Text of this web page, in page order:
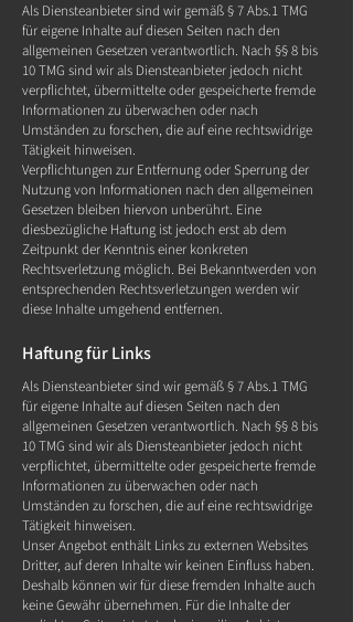
Als Diensteanbieter sind wir gemäß § 7 Abs.1 TMG
für eigene Inhalte auf diesen Seiten nach den
allgemeinen Gesetzen verantwortlich. Nach §§ 8 bis
10 TMG sind wir als Diensteanbieter jedoch nicht
verpflichtet, übermittelte oder gespeicherte fremde
Informationen zu überwachen oder nach
Umständen zu forschen, die auf eine rechtswidrige
Tätigkeit hinweisen.
Verpflichtungen zur Entfernung oder Sperrung der
Nutzung von Informationen nach den allgemeinen
Gesetzen bleiben hiervon unberührt. Eine
diesbezügliche Haftung ist jedoch erst ab dem
Zeitpunkt der Kenntnis einer konkreten
Rechtsverletzung möglich. Bei Bekanntwerden von
entsprechenden Rechtsverletzungen werden wir
diese Inhalte umgehend entfernen.
Haftung für Links
Als Diensteanbieter sind wir gemäß § 7 Abs.1 TMG
für eigene Inhalte auf diesen Seiten nach den
allgemeinen Gesetzen verantwortlich. Nach §§ 8 bis
10 TMG sind wir als Diensteanbieter jedoch nicht
verpflichtet, übermittelte oder gespeicherte fremde
Informationen zu überwachen oder nach
Umständen zu forschen, die auf eine rechtswidrige
Tätigkeit hinweisen.
Unser Angebot enthält Links zu externen Websites
Dritter, auf deren Inhalte wir keinen Einfluss haben.
Deshalb können wir für diese fremden Inhalte auch
keine Gewähr übernehmen. Für die Inhalte der